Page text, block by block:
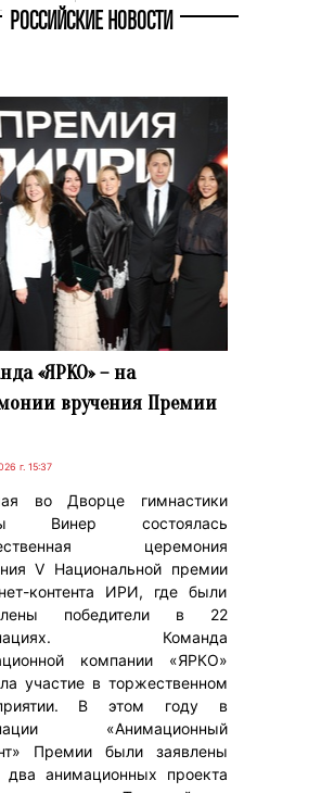
РОССИЙСКИЕ НОВОСТИ
«ЯРКО» – на
вручения Премии
г. 15:37
во Дворце гимнастики
Винер состоялась
церемония
V Национальной премии
контента ИРИ, где были
победители в 22
Команда
компании «ЯРКО»
участие в торжественном
В этом году в
«Анимационный
Премии были заявлены
два анимационных проекта